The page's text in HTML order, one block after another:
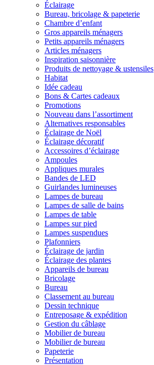
Éclairage
Bureau, bricolage & papeterie
Chambre d’enfant
Gros appareils ménagers
Petits appareils ménagers
Articles ménagers
Inspiration saisonnière
Produits de nettoyage & ustensiles
Habitat
Idée cadeau
Bons & Cartes cadeaux
Promotions
Nouveau dans l’assortiment
Alternatives responsables
Éclairage de Noël
Éclairage décoratif
Accessoires d’éclairage
Ampoules
Appliques murales
Bandes de LED
Guirlandes lumineuses
Lampes de bureau
Lampes de salle de bains
Lampes de table
Lampes sur pied
Lampes suspendues
Plafonniers
Éclairage de jardin
Éclairage des plantes
Appareils de bureau
Bricolage
Bureau
Classement au bureau
Dessin technique
Entreposage & expédition
Gestion du câblage
Mobilier de bureau
Mobilier de bureau
Papeterie
Présentation